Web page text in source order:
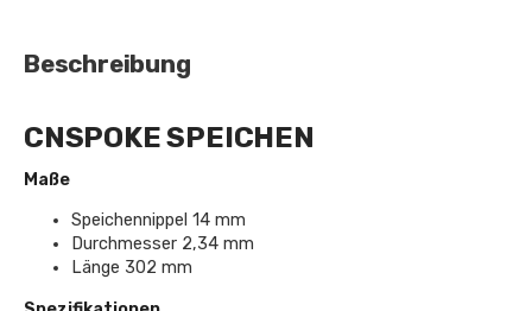
Beschreibung
CNSPOKE SPEICHEN
Maße
Speichennippel 14 mm
Durchmesser 2,34 mm
Länge 302 mm